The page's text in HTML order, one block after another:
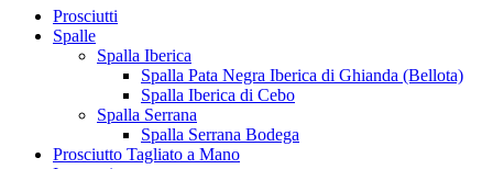
Prosciutti
Spalle
Spalla Iberica
Spalla Pata Negra Iberica di Ghianda (Bellota)
Spalla Iberica di Cebo
Spalla Serrana
Spalla Serrana Bodega
Prosciutto Tagliato a Mano